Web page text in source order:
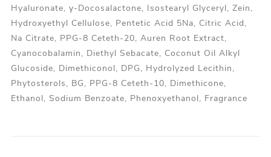
Hyaluronate, γ-Docosalactone, Isostearyl Glyceryl, Zein,
Hydroxyethyl Cellulose, Pentetic Acid 5Na, Citric Acid,
Na Citrate, PPG-8 Ceteth-20, Auren Root Extract,
Cyanocobalamin, Diethyl Sebacate, Coconut Oil Alkyl
Glucoside, Dimethiconol, DPG, Hydrolyzed Lecithin,
Phytosterols, BG, PPG-8 Ceteth-10, Dimethicone,
Ethanol, Sodium Benzoate, Phenoxyethanol, Fragrance